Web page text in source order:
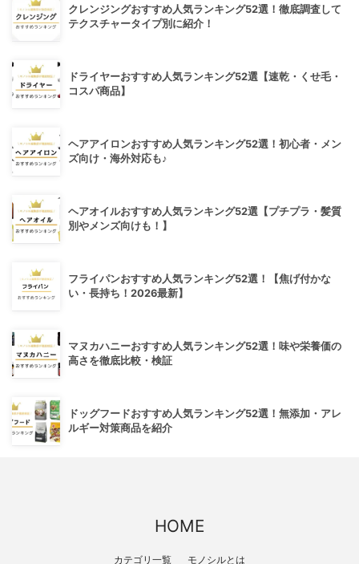
クレンジングおすすめ人気ランキング52選！徹底調査して
テクスチャータイプ別に紹介！
ドライヤーおすすめ人気ランキング52選【速乾・くせ毛・
コスパ商品】
ヘアアイロンおすすめ人気ランキング52選！初心者・メン
ズ向け・海外対応も♪
ヘアオイルおすすめ人気ランキング52選【プチプラ・髪質
別やメンズ向けも！】
フライパンおすすめ人気ランキング52選！【焦げ付かな
い・長持ち！2026最新】
マヌカハニーおすすめ人気ランキング52選！味や栄養価の
高さを徹底比較・検証
ドッグフードおすすめ人気ランキング52選！無添加・アレ
ルギー対策商品を紹介
HOME
カテゴリ一覧 モノシルとは